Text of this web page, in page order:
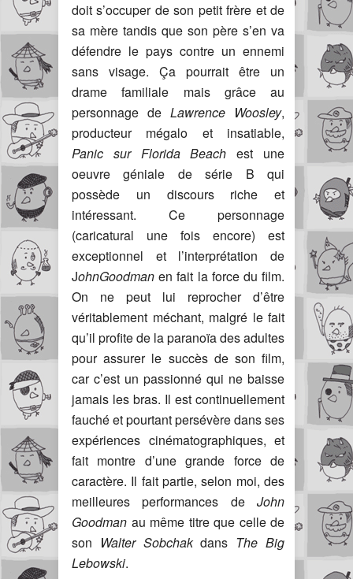
doit s’occuper de son petit frère et de
sa mère tandis que son père s’en va
défendre le pays contre un ennemi
sans visage. Ça pourrait être un
drame familiale mais grâce au
personnage de Lawrence Woosley,
producteur mégalo et insatiable,
Panic sur Florida Beach est une
oeuvre géniale de série B qui
possède un discours riche et
intéressant. Ce personnage
(caricatural une fois encore) est
exceptionnel et l’interprétation de
JohnGoodman en fait la force du film.
On ne peut lui reprocher d’être
véritablement méchant, malgré le fait
qu’il profite de la paranoïa des adultes
pour assurer le succès de son film,
car c’est un passionné qui ne baisse
jamais les bras. Il est continuellement
fauché et pourtant persévère dans ses
expériences cinématographiques, et
fait montre d’une grande force de
caractère. Il fait partie, selon moi, des
meilleures performances deJohn
Goodman au même titre que celle de
son Walter Sobchakdans The Big
Lebowski.